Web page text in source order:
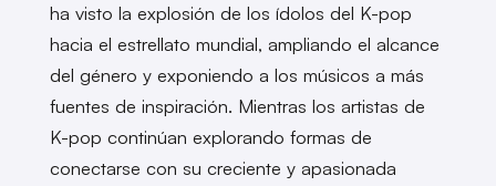
ha visto la explosión de los ídolos del K-pop
hacia el estrellato mundial, ampliando el alcance
del género y exponiendo a los músicos a más
fuentes de inspiración. Mientras los artistas de
K-pop continúan explorando formas de
conectarse con su creciente y apasionada